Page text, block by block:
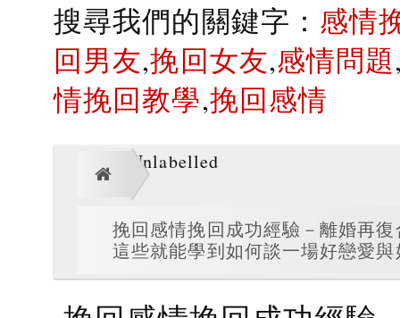
搜尋我們的關鍵字： 感情
回男友,挽回女友,感情問題
情挽回教學,挽回感情
Unlabelled
挽回感情挽回成功經驗－離婚再
這些就能學到如何談一場好戀愛